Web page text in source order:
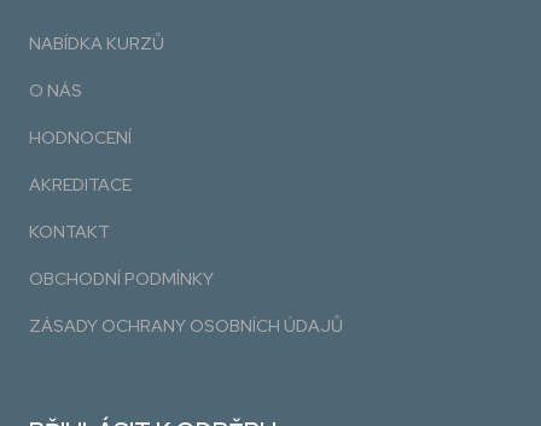
NABÍDKA KURZŮ
O NÁS
HODNOCENÍ
AKREDITACE
KONTAKT
OBCHODNÍ PODMÍNKY
ZÁSADY OCHRANY OSOBNÍCH ÚDAJŮ